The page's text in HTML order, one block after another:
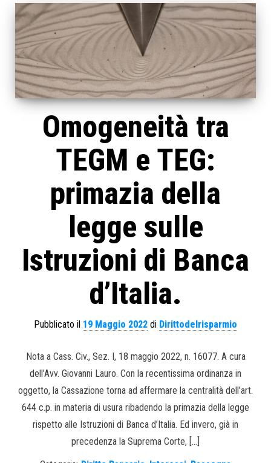
Omogeneità tra
TEGM e TEG:
primazia della
legge sulle
Istruzioni di Banca
d’Italia.
Pubblicato il 19 Maggio 2022 di Dirittodelrisparmio
Nota a Cass. Civ., Sez. I, 18 maggio 2022, n. 16077. A cura
dell’Avv. Giovanni Lauro. Con la recentissima ordinanza in
oggetto, la Cassazione torna ad affermare la centralità dell’art.
644 c.p. in materia di usura ribadendo la primazia della legge
rispetto alle Istruzioni di Banca d’Italia. Ed invero, già in
precedenza la Suprema Corte, […]